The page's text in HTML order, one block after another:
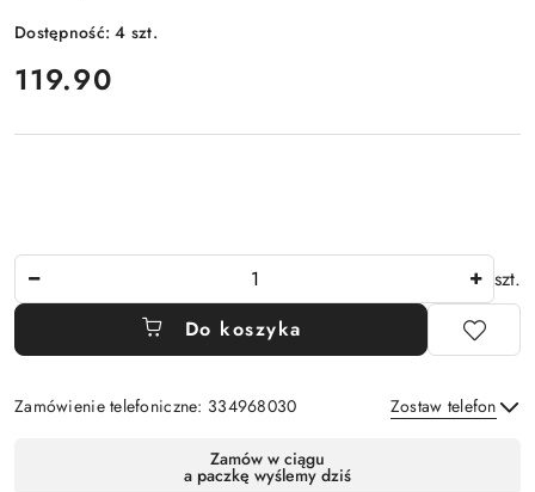
Dostępność:4 szt.
cena:
119.90
szt.
Do koszyka
Zamówienie telefoniczne: 334968030 Zostaw telefon
Zamów w ciągu
a paczkę wyślemy dziś